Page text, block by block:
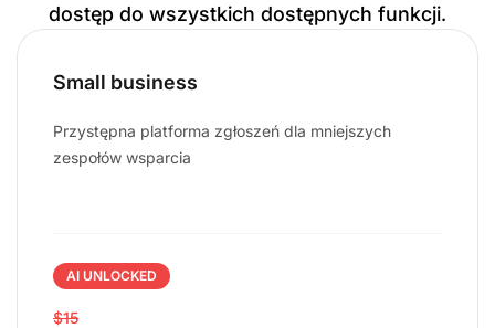
dostęp do wszystkich dostępnych funkcji.
Small business
Przystępna platforma zgłoszeń dla mniejszych
zespołów wsparcia
AI UNLOCKED
$15